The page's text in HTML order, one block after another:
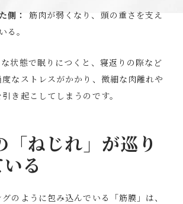
側：
筋肉が弱くなり、頭の重さを支え
る。
状態で眠りにつくと、寝返りの際など
なストレスがかかり、微細な肉離れや
き起こしてしまうのです。
「ねじれ」が巡り
る
のように包み込んでいる「筋膜」は、